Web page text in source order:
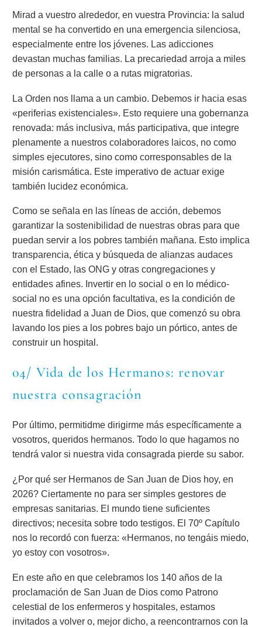
Mirad a vuestro alrededor, en vuestra Provincia: la salud
mental se ha convertido en una emergencia silenciosa,
especialmente entre los jóvenes. Las adicciones
devastan muchas familias. La precariedad arroja a miles
de personas a la calle o a rutas migratorias.
La Orden nos llama a un cambio. Debemos ir hacia esas
«periferias existenciales». Esto requiere una gobernanza
renovada: más inclusiva, más participativa, que integre
plenamente a nuestros colaboradores laicos, no como
simples ejecutores, sino como corresponsables de la
misión carismática. Este imperativo de actuar exige
también lucidez económica.
Como se señala en las líneas de acción, debemos
garantizar la sostenibilidad de nuestras obras para que
puedan servir a los pobres también mañana. Esto implica
transparencia, ética y búsqueda de alianzas audaces
con el Estado, las ONG y otras congregaciones y
entidades afines. Invertir en lo social o en lo médico-
social no es una opción facultativa, es la condición de
nuestra fidelidad a Juan de Dios, que comenzó su obra
lavando los pies a los pobres bajo un pórtico, antes de
construir un hospital.
04/ Vida de los Hermanos: renovar
nuestra consagración
Por último, permitidme dirigirme más específicamente a
vosotros, queridos hermanos. Todo lo que hagamos no
tendrá valor si nuestra vida consagrada pierde su sabor.
¿Por qué ser Hermanos de San Juan de Dios hoy, en
2026? Ciertamente no para ser simples gestores de
empresas sanitarias. El mundo tiene suficientes
directivos; necesita sobre todo testigos. El 70º Capítulo
nos lo recordó con fuerza: «Hermanos, no tengáis miedo,
yo estoy con vosotros».
En este año en que celebramos los 140 años de la
proclamación de San Juan de Dios como Patrono
celestial de los enfermeros y hospitales, estamos
invitados a volver o, mejor dicho, a reencontrarnos con la